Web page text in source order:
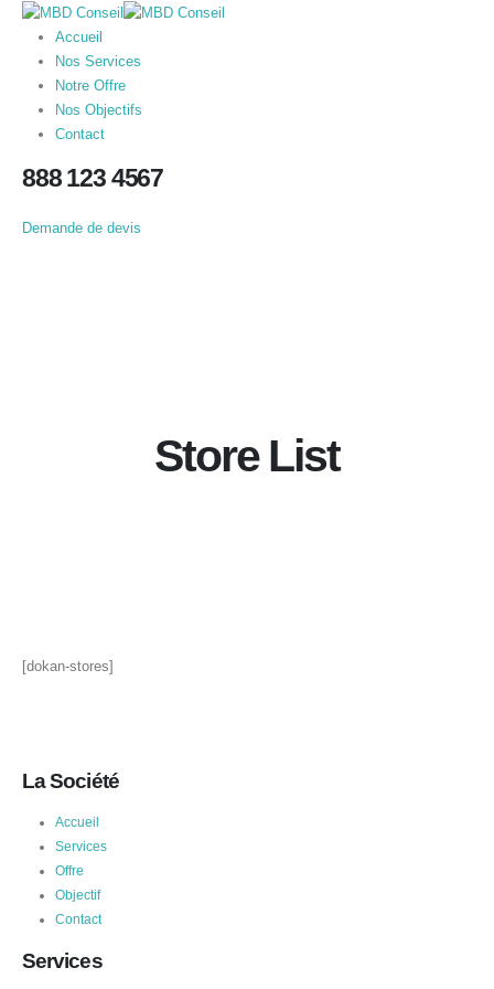
Accueil
Nos Services
Notre Offre
Nos Objectifs
Contact
888 123 4567
Demande de devis
Store List
[dokan-stores]
La Société
Accueil
Services
Offre
Objectif
Contact
Services